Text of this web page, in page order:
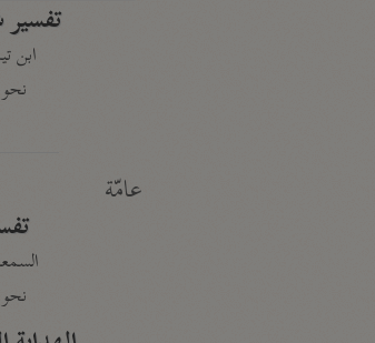
ابن
نحو ٧ مجلدات
عامّة
نحو ٥ مجلدات